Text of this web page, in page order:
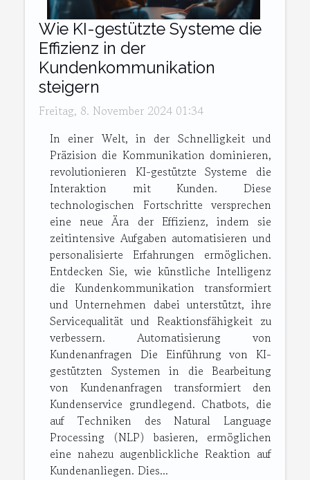
Wie KI-gestützte Systeme die
Effizienz in der
Kundenkommunikation
steigern
Freitag, 8. November 2024 01:34
In einer Welt, in der Schnelligkeit und
Präzision die Kommunikation dominieren,
revolutionieren KI-gestützte Systeme die
Interaktion mit Kunden. Diese
technologischen Fortschritte versprechen
eine neue Ära der Effizienz, indem sie
zeitintensive Aufgaben automatisieren und
personalisierte Erfahrungen ermöglichen.
Entdecken Sie, wie künstliche Intelligenz
die Kundenkommunikation transformiert
und Unternehmen dabei unterstützt, ihre
Servicequalität und Reaktionsfähigkeit zu
verbessern. Automatisierung von
Kundenanfragen Die Einführung von KI-
gestützten Systemen in die Bearbeitung
von Kundenanfragen transformiert den
Kundenservice grundlegend. Chatbots, die
auf Techniken des Natural Language
Processing (NLP) basieren, ermöglichen
eine nahezu augenblickliche Reaktion auf
Kundenanliegen. Dies...